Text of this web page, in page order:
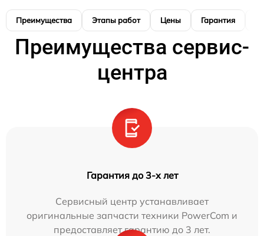
Преимущества Этапы работ Цены Гарантия
Преимущества сервис-
центра
Гарантия до 3-х лет
Сервисный центр устанавливает
оригинальные запчасти техники PowerCom и
предоставляет гарантию до 3 лет.